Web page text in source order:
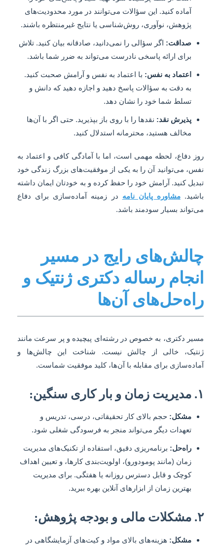
آماده کنید. این سؤالات می‌توانند در مورد محدودیت‌های
پژوهش، نوآوری، روش‌شناسی یا نتایج غیرمنتظره باشند.
صداقت: اگر سؤالی را نمی‌دانید، صادقانه بیان کنید. تلاش
برای ارائه پاسخی نادرست می‌تواند به ضرر شما باشد.
اعتماد به نفس: با اعتماد به نفس و آرامش صحبت کنید.
به دقت به سؤالات پاسخ دهید و اجازه دهید که دانش و
تسلط شما خود را نشان دهد.
پذیرش نقد: نقدها را با روی باز بپذیرید. حتی اگر با آن‌ها
مخالف هستید، محترمانه استدلال کنید.
روز دفاع، لحظه مهمی است، اما با آمادگی کافی و اعتماد به
نفس، می‌توانید آن را به یکی از موفقیت‌های بزرگ زندگی خود
تبدیل کنید. آرامش خود را حفظ کرده و به خودتان ایمان داشته
باشید.مشاوره پایان نامه در زمینه آماده‌سازی برای دفاع
می‌تواند بسیار سودمند باشد.
چالش‌های رایج در مسیر
انجام رساله دکتری ژنتیک و
راه‌حل‌های آن‌ها
مسیر دکتری، به خصوص در رشته‌ای پیچیده و پر سرعت مانند
ژنتیک، خالی از چالش نیست. شناخت این چالش‌ها و
آماده‌سازی برای مقابله با آن‌ها، کلید موفقیت شماست.
۱. مدیریت زمان و بار کاری سنگین:
مشکل: حجم بالای کار تحقیقاتی، درسی، تدریس و
تعهدات دیگر می‌تواند منجر به فرسودگی شغلی شود.
راه‌حل: برنامه‌ریزی دقیق، استفاده از تکنیک‌های مدیریت
زمان (مانند پومودورو)، اولویت‌بندی کارها، و تعیین اهداف
کوچک و قابل دسترس روزانه یا هفتگی. برای مدیریت
بهترین زمان از ابزارهای آنلاین بهره ببرید.
۲. مشکلات مالی و بودجه پژوهش:
مشکل: هزینه‌های بالای مواد و کیت‌های آزمایشگاهی در